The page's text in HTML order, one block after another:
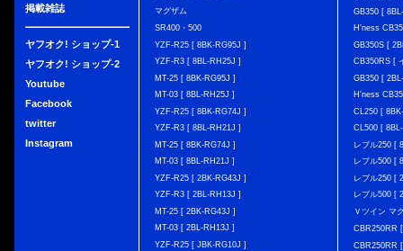
掲載雑誌
ヤフオク! ショップ-1
ヤフオク! ショップ-2
Youtube
Facebook
twitter
Instagram
マグザム
SR400・500
YZF-R25 [ 8BK-RG95J ]
YZF-R3 [ 8BL-RH25J ]
MT-25 [ 8BK-RG95J ]
MT-03 [ 8BL-RH25J ]
YZF-R25 [ 8BK-RG74J ]
YZF-R3 [ 8BL-RH21J ]
MT-25 [ 8BK-RG74J ]
MT-03 [ 8BL-RH21J ]
YZF-R25 [ 2BK-RG43J ]
YZF-R3 [ 2BL-RH13J ]
MT-25 [ 2BK-RG43J ]
MT-03 [ 2BL-RH13J ]
YZF-R25 [ JBK-RG10J ]
GB350 [
H'ness
GB350S [
CB350RS [
GB350 [
H'ness
CL250 [
CL500 [
レブル250 [
レブル500 [
レブル250 [
レブル500 [
Ｖツイン マ
CBR250RR
CBR250RR